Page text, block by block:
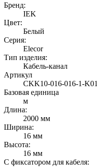
Бренд:
IEK
Цвет:
Белый
Серия:
Elecor
Тип изделия:
Кабель-канал
Артикул
CKK10-016-016-1-K01
Базовая единица
м
Длина:
2000 мм
Ширина:
16 мм
Высота:
16 мм
С фиксатором для кабеля: